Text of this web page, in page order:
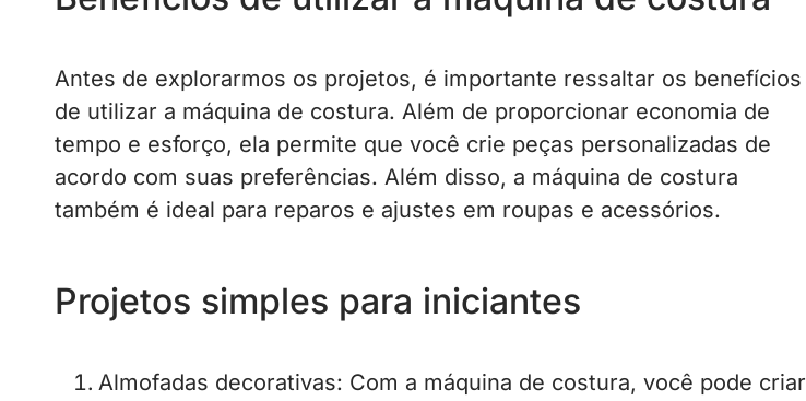
Antes de explorarmos os projetos, é importante ressaltar os benefícios
de utilizar a máquina de costura. Além de proporcionar economia de
tempo e esforço, ela permite que você crie peças personalizadas de
acordo com suas preferências. Além disso, a máquina de costura
também é ideal para reparos e ajustes em roupas e acessórios.
Projetos simples para iniciantes
Almofadas decorativas: Com a máquina de costura, você pode criar